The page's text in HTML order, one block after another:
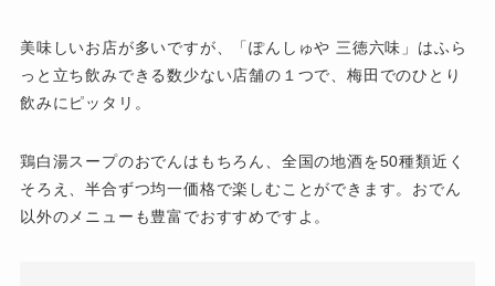
美味しいお店が多いですが、「ぽんしゅや 三徳六味」はふら
っと立ち飲みできる数少ない店舗の１つで、梅田でのひとり
飲みにピッタリ。
鶏白湯スープのおでんはもちろん、全国の地酒を50種類近く
そろえ、半合ずつ均一価格で楽しむことができます。おでん
以外のメニューも豊富でおすすめですよ。